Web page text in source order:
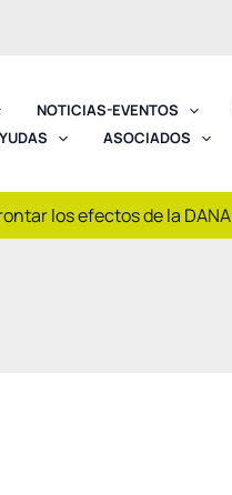
NOTICIAS-EVENTOS
ASOCIADOS
los efectos de la DANA